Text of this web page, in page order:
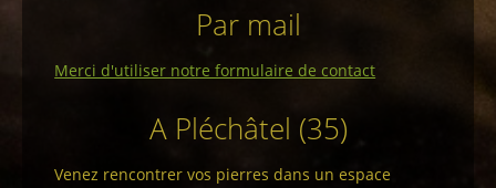
Par mail
Merci d'utiliser notre formulaire de contact
A Pléchâtel (35)
Venez rencontrer vos pierres dans un espace